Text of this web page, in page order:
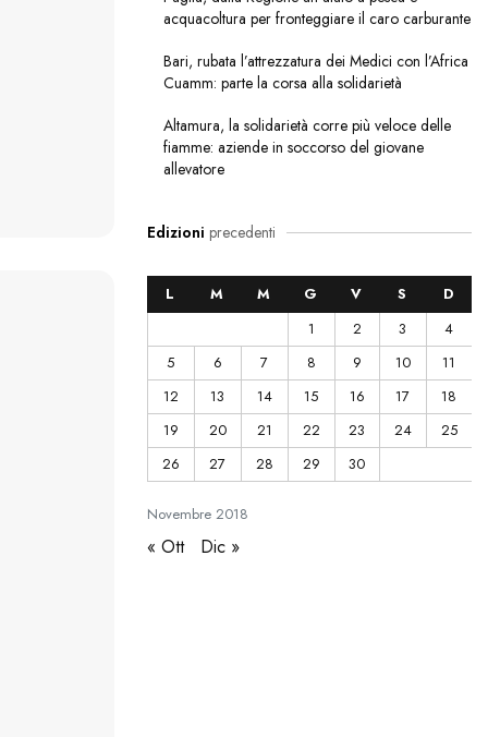
acquacoltura per fronteggiare il caro carburante
Bari, rubata l’attrezzatura dei Medici con l’Africa
Cuamm: parte la corsa alla solidarietà
Altamura, la solidarietà corre più veloce delle
fiamme: aziende in soccorso del giovane
allevatore
Edizioni precedenti
Novembre2018
L M M G V S
D
1
2 3
4
5
6 7 8 9 10
11
12
13 14 15 16 17
18
19
20 21 22 23 24
25
26
27 28 29 30
« Ott Dic »